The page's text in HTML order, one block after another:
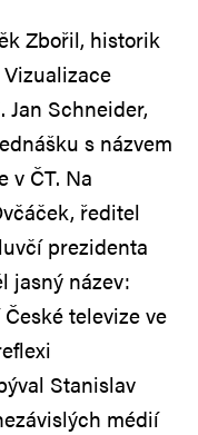
Zbořil, historik
Schneider,
s názvem
v ČT. Na
ředitel
prezidenta
jasný název:
televize ve
Stanislav
médií